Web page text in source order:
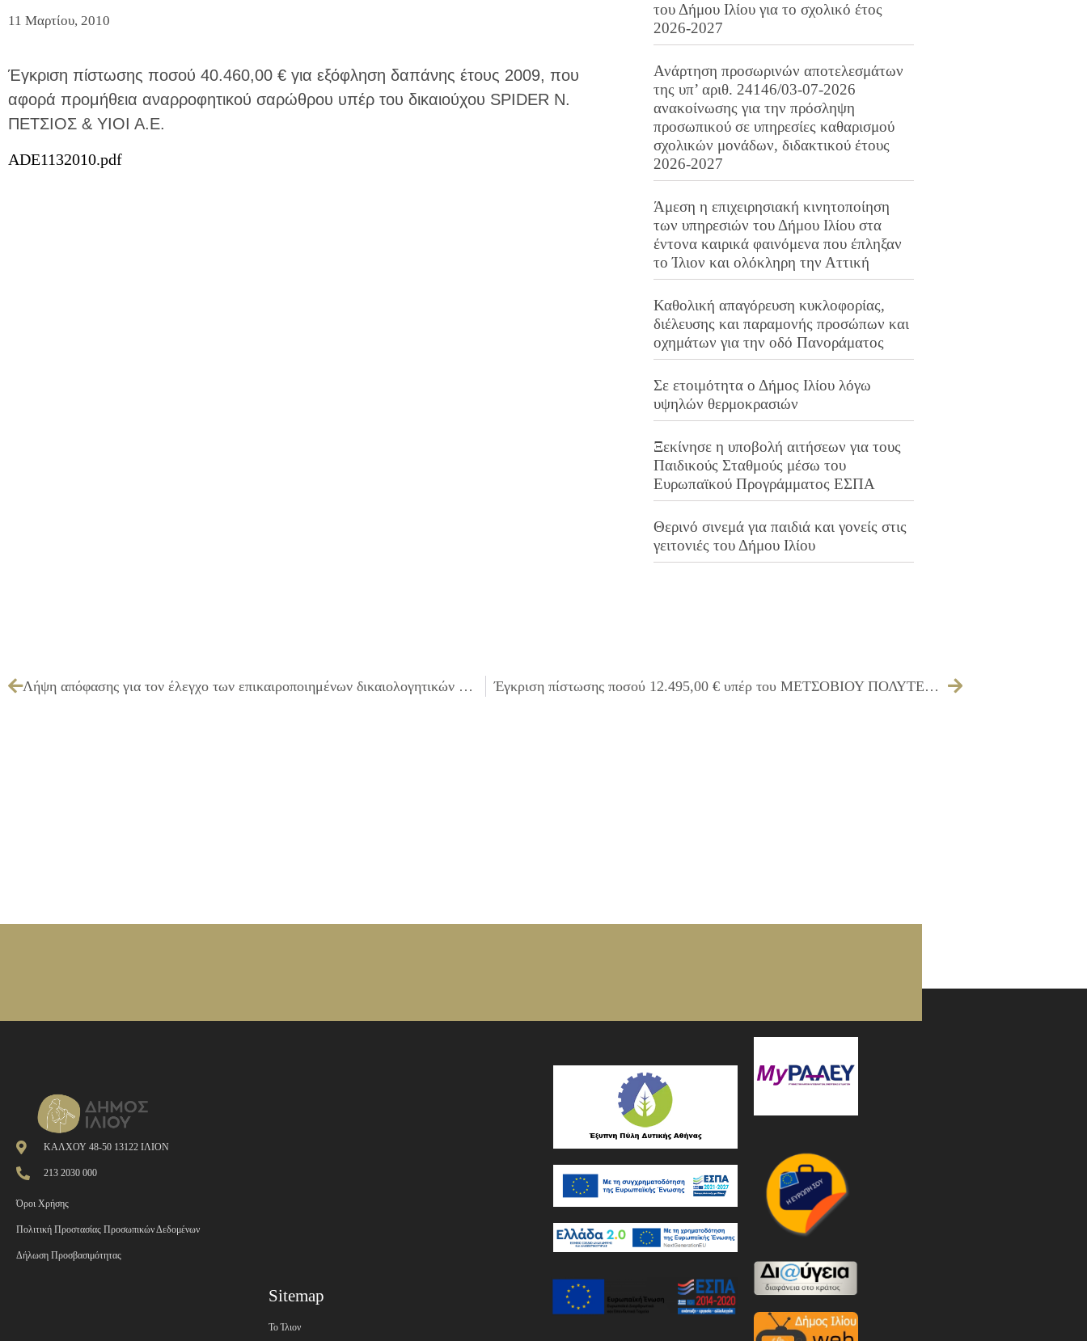
11 Μαρτίου, 2010
Έγκριση πίστωσης ποσού 40.460,00 € για εξόφληση δαπάνης έτους 2009, που
αφορά προμήθεια αναρροφητικού σαρώθρου υπέρ του δικαιούχου SPIDER Ν.
ΠΕΤΣΙΟΣ & ΥΙΟΙ Α.Ε.
ADE1132010.pdf
του Δήμου Ιλίου για το σχολικό έτος
2026-2027
Ανάρτηση προσωρινών αποτελεσμάτων
της υπ’ αριθ. 24146/03-07-2026
ανακοίνωσης για την πρόσληψη
προσωπικού σε υπηρεσίες καθαρισμού
σχολικών μονάδων, διδακτικού έτους
2026-2027
Άμεση η επιχειρησιακή κινητοποίηση
των υπηρεσιών του Δήμου Ιλίου στα
έντονα καιρικά φαινόμενα που έπληξαν
το Ίλιον και ολόκληρη την Αττική
Καθολική απαγόρευση κυκλοφορίας,
διέλευσης και παραμονής προσώπων και
οχημάτων για την οδό Πανοράματος
Σε ετοιμότητα ο Δήμος Ιλίου λόγω
υψηλών θερμοκρασιών
Ξεκίνησε η υποβολή αιτήσεων για τους
Παιδικούς Σταθμούς μέσω του
Ευρωπαϊκού Προγράμματος ΕΣΠΑ
Θερινό σινεμά για παιδιά και γονείς στις
γειτονιές του Δήμου Ιλίου
Λήψη απόφασης για τον έλεγχο των επικαιροποιημένων δικαιολογητικών συμμετοχής του μειοδότη του έργου «ΑΝΑΚΑΙΝΙΣΗ ΚΤΙΡΙΟΥ ΓΙΑ ΤΗ ΣΤΕΓΑΣΗ ΤΟΥ ΛΑΟΓΡΑΦΙΚΟΥ ΜΟΥΣΕΙΟΥ» Έγκριση πίστωσης ποσού 12.495,00 € υπέρ του ΜΕΤΣΟΒΙΟΥ ΠΟΛΥΤΕΧΝΕΙΟΥ για εξόφληση Α’ & Β’ δόσης προγραμματικής σύμβασης με τον Δήμο Ιλίου
ΚΑΛΧΟΥ 48-50 13122 ΙΛΙΟΝ
213 2030 000
Όροι Χρήσης
Πολιτική Προστασίας Προσωπικών Δεδομένων
Δήλωση Προσβασιμότητας
Sitemap
Το Ίλιον